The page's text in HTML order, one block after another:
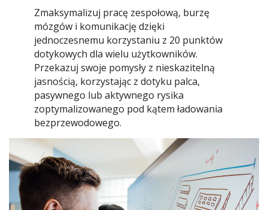
Zmaksymalizuj pracę zespołową, burzę
mózgów i komunikację dzięki
jednoczesnemu korzystaniu z 20 punktów
dotykowych dla wielu użytkowników.
Przekazuj swoje pomysły z nieskazitelną
jasnością, korzystając z dotyku palca,
pasywnego lub aktywnego rysika
zoptymalizowanego pod kątem ładowania
bezprzewodowego.